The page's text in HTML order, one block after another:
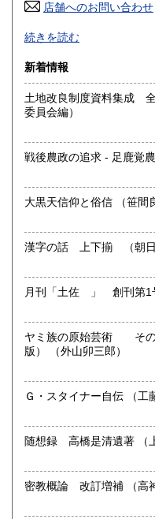
高知県 1,600
佐賀県
熊本県 1,600
宮崎県
沖縄県
店舗へのお問い合わせ
誠実・迅速
沿線名：青梅線
最寄駅：小作駅
営業時間：am.9〜pm.5
定休日：特になし
専門書、雑誌、資料買い
取り扱い分野
店主の目にとまったもの
続きを読む
新着情報
土地改良制度資料集成 全4巻揃い （土地改
委員会編）
大黒天信仰と俗信
月刊「土佐 」 創刊第1
ヤミ族の原始芸術 その
版） （外山卯三郎）
Ｇ・スタ
随
密教概論 改